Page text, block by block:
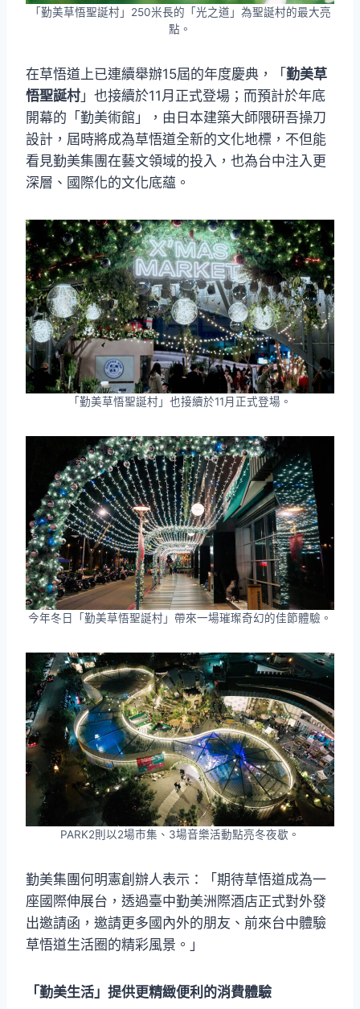
「勤美草悟聖誕村」250米長的「光之道」為聖誕村的最大亮
點。
在草悟道上已連續舉辦15屆的年度慶典，「 勤美草
悟聖誕村 」也接續於11月正式登場；而預計於年底
開幕的「勤美術館」，由日本建築大師隈研吾操刀
設計，屆時將成為草悟道全新的文化地標，不但能
看見勤美集團在藝文領域的投入，也為台中注入更
深層、國際化的文化底蘊。
「勤美草悟聖誕村」也接續於11月正式登場。
今年冬日「勤美草悟聖誕村」帶來一場璀璨奇幻的佳節體驗。
PARK2則以2場市集、3場音樂活動點亮冬夜歇。
勤美集團何明憲創辦人表示：「期待草悟道成為一
座國際伸展台，透過臺中勤美洲際酒店正式對外發
出邀請函，邀請更多國內外的朋友、前來台中體驗
草悟道生活圈的精彩風景。」
「勤美生活」提供更精緻便利的消費體驗